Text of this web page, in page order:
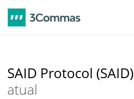
SAID Protocol (SAID)
atual